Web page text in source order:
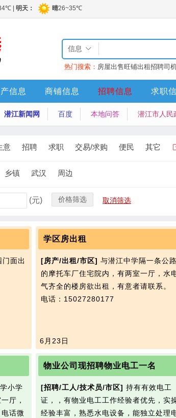
信息
热门搜索： 房屋出售旺铺出租招聘司
信息 商铺信息 招聘信息 求职
潜江新闻网 百度 本地问答 潜江市人民
意 招聘 求职 交易/求购 便民 其它
乡镇 武汉 周边
(元) 价格筛选 取消筛选
面出
学区房出租
[房产/出租/市区] 与潜江中学隔一条公路
的摩托车厂住宅院内，有两室一厅，水
气齐全的楼房欲出租，有意者请联系。
电话：15027280177
6月23日
小学
厅，
话微
物业公司现招聘物业电工一名
[招聘/工人/技术员/市区] 持有有效电工
证，，有物业电工工作经验者优先，实
经验丰富，熟悉水电设备，能独立处理